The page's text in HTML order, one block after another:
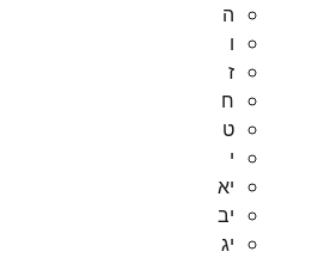
ה
ו
ז
ח
ט
י
יא
יב
יג